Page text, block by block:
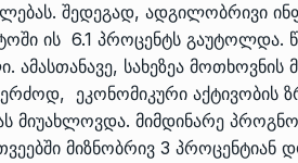
შედეგად, ადგილობრივი
ის 6.1 პროცენტს გაუტოლდა.
სახეზეა
ეკონომიკური აქტივობის
მიუახლოვდა. მიმდინარე
მიზნობრივ 3 პროცენტიან
ფალიაშვილის
და
15